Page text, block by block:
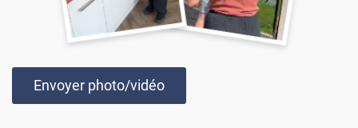
Envoyer photo/vidéo